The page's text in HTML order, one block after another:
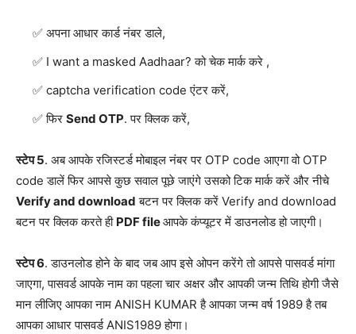
अपना आधार कार्ड नंबर डाले,
I want a masked Aadhaar? को चेक मार्क करे ,
captcha verification code एंटर करें,
फिर Send OTP. पर क्लिक करें,
स्टेप 5. अब आपके रजिस्टर्ड मोबाइल नंबर पर OTP code आएगा वो OTP
code डालें फिर आपसे कुछ सवाल पूछे जाएंगे उसको टिक मार्क करें और नीचे
Verify and download बटन पर क्लिक करें Verify and download
बटन पर क्लिक करते ही PDF fileआपके कंप्यूटर में डाउनलोड हो जाएगी।
स्टेप 6. डाउनलोड होने के बाद जब आप इसे ओपन करेंगे तो आपसे पासवर्ड मांगा
जाएगा, पासवर्ड आपके नाम का पहला चार अक्षर और आपकी जन्म तिथि होगी जैसे
मान लीजिए आपका नाम ANISH KUMAR है आपका जन्म वर्ष 1989 है तब
आपका आधार पासवर्ड ANIS1989 होगा।